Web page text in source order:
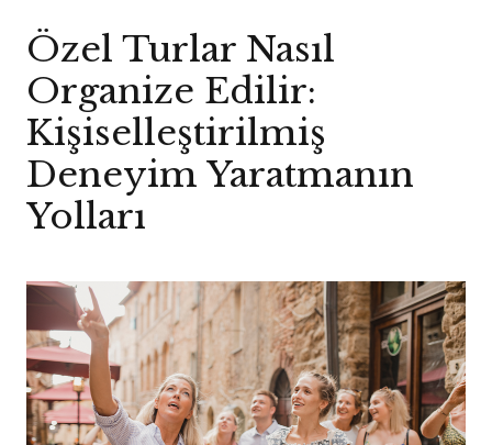
Özel Turlar Nasıl
Organize Edilir:
Kişiselleştirilmiş
Deneyim Yaratmanın
Yolları